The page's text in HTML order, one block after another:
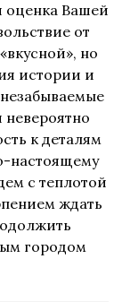
оценка Вашей
от
но
истории и
к деталям
настоящему
с теплотой
ждать
городом